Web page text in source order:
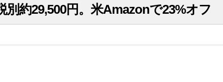
別約29,500円。米Amazonで23%オフ